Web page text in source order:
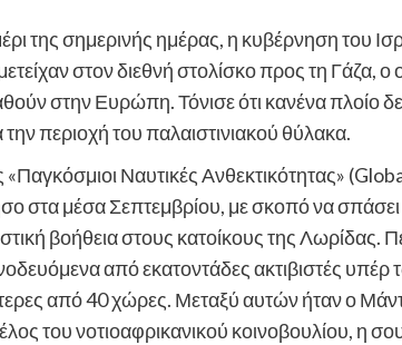
της σημερινής ημέρας, η κυβέρνηση του
στον διεθνή στολίσκο προς τη Γάζα,
στην Ευρώπη. Τόνισε ότι κανένα πλοίο
την περιοχή του παλαιστινιακού θύλακα.
Ναυτικές Ανθεκτικότητας»
στα μέσα Σεπτεμβρίου, με σκοπό να σπάσει
βοήθεια στους κατοίκους της Λωρίδας.
από εκατοντάδες ακτιβιστές
από 40 χώρες. Μεταξύ αυτών ήταν ο
του νοτιοαφρικανικού κοινοβουλίου, η